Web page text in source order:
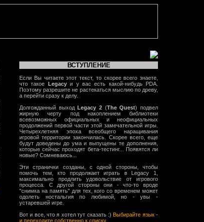
ВСТУПЛЕНИЕ
Если Вы читаете этот текст, то скорее всего знаете,
что такое Legacyи у вас есть какой-нибудь PDA.
Поэтому разрешите не растекаться мыслию по древу,
а перейти сразу к делу.
Долгожданный выходLegacy 2 (The Quest) подвел
жирную черту под накоплением библиотеки
всевозможных официальных и неофициальных
продолжений первой части этой замечательной игры.
Четырехлетняя эпоха всеобщего наращивания
игровой территории закончилась. Скорее всего, еще
будут доведены до ума и выпущены те дополнения,
которые сейчас проходят бета-тестинг... Появятся ли
новые? Сомневаюсь...
Эти странички созданы, с одной стороны, чтобы
помочь тем, кто продолжает играть в Legacy 1,
максимально продлить удовольствие от игрового
процесса. С другой стороны они - что-то вроде
"снимка на память" для тех, кого со временем может
одолеть ностальгия по любимой, но - увы -
устаревшей игре.
Вот и все, что я хотел тут сказать :)Выбирайте язык -
и переходите собственно к списку.